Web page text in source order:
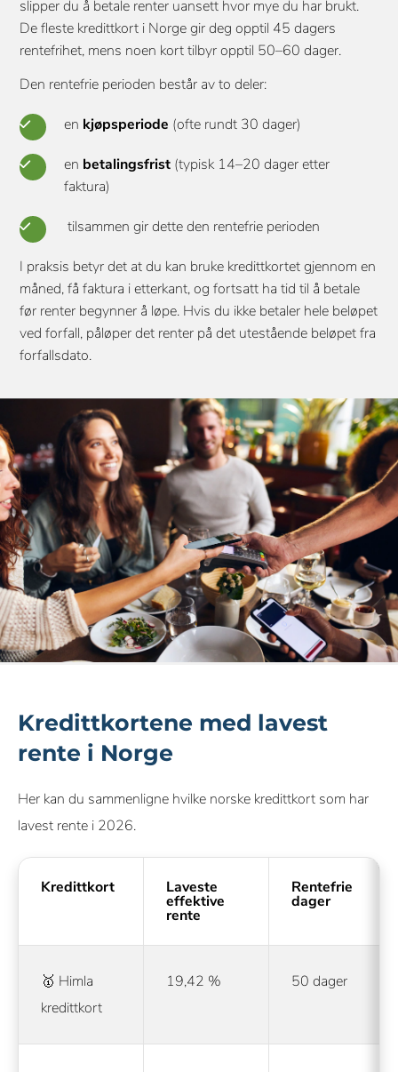
slipper du å betale renter uansett hvor mye du har brukt.
De fleste kredittkort i Norge gir deg opptil 45 dagers
rentefrihet, mens noen kort tilbyr opptil 50–60 dager.
Den rentefrie perioden består av to deler:
en kjøpsperiode (ofte rundt 30 dager)
en betalingsfrist (typisk 14–20 dager etter
faktura)
tilsammen gir dette den rentefrie perioden
I praksis betyr det at du kan bruke kredittkortet gjennom en
måned, få faktura i etterkant, og fortsatt ha tid til å betale
før renter begynner å løpe. Hvis du ikke betaler hele beløpet
ved forfall, påløper det renter på det utestående beløpet fra
forfallsdato.
Kredittkortene med lavest
rente i Norge
Her kan du sammenligne hvilke norske kredittkort som har
lavest rente i 2026.
Kredittkort Laveste
effektive
rente
Rentefrie
dager
🥇 Himla
kredittkort
19,42 % 50 dager